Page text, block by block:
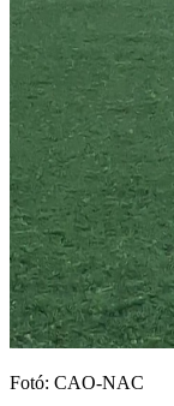
Fotó: CAO-NAC